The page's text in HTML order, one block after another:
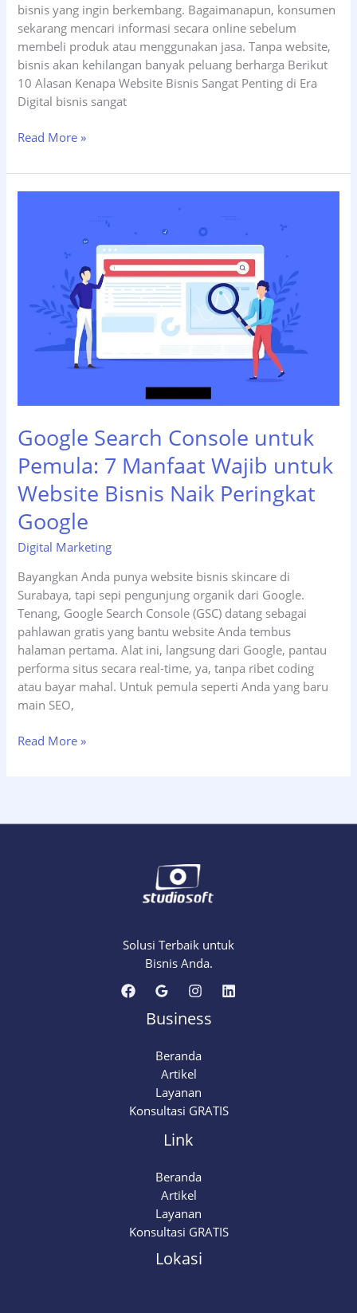
bisnis yang ingin berkembang. Bagaimanapun, konsumen
sekarang mencari informasi secara online sebelum
membeli produk atau menggunakan jasa. Tanpa website,
bisnis akan kehilangan banyak peluang berharga Berikut
10 Alasan Kenapa Website Bisnis Sangat Penting di Era
Digital bisnis sangat
10
Pentingnya
Website
Read More »
Google Search Console untuk
Pemula: 7 Manfaat Wajib untuk
Website Bisnis Naik Peringkat
Google
Digital Marketing
Bayangkan Anda punya website bisnis skincare di
Surabaya, tapi sepi pengunjung organik dari Google.
Tenang, Google Search Console (GSC) datang sebagai
pahlawan gratis yang bantu website Anda tembus
halaman pertama. Alat ini, langsung dari Google, pantau
performa situs secara real-time, ya, tanpa ribet coding
atau bayar mahal. Untuk pemula seperti Anda yang baru
main SEO,
Google
Read More »
Solusi Terbaik untuk
Bisnis Anda.
Business
Beranda
Artikel
Layanan
Konsultasi GRATIS
Link
Beranda
Artikel
Layanan
Konsultasi GRATIS
Lokasi